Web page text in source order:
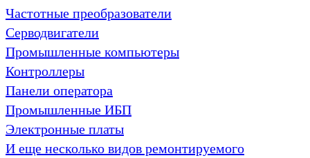
Частотные преобразователи
Серводвигатели
Промышленные компьютеры
Контроллеры
Панели оператора
Промышленные ИБП
Электронные платы
И еще несколько видов ремонтируемого